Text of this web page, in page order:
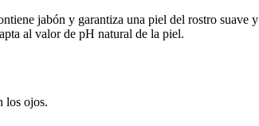
jabón y garantiza una piel del rostro suave
al valor de pH natural de la piel.
los ojos.